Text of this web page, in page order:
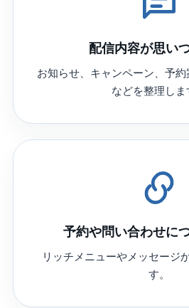
配信内容が思い
お知らせ、キャンペーン、予
などを整理しま
予約や問い合わせに
リッチメニューやメッセージ
す。